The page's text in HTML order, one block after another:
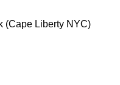
(Cape Liberty NYC)